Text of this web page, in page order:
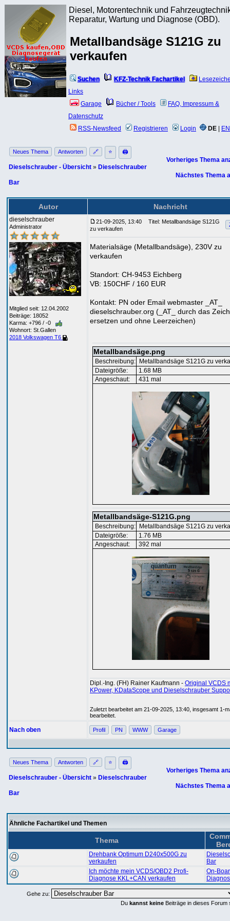
Diesel, Motorentechnik und
Reparatur, Wartung und Diagnose (OBD).
Metallbandsäge S121G zu
verkaufen
Suchen KFZ-Technik Fachartikel
Links
Garage
Bücher / Tools
FAQ, Impressum &
Datenschutz
RSS-Newsfeed
Registrieren Login DE EN
Neues Thema Antworten 🔗 ⭐ 🖨
Dieselschrauber - Übersicht » Dieselschrauber
Bar
Vorheriges Thema
Nächstes Thema
Autor Nachricht
dieselschrauber
Administrator
Mitglied seit: 12.04.2002
Beiträge: 18052
Karma: +796 / -0
Wohnort: St.Gallen
2018 Volkswagen T6
21-09-2025, 13:40
Titel: Metallbandsäge S121G
zu verkaufen
Materialsäge (Metallbandsäge), 230V zu
verkaufen
Standort: CH-9453 Eichberg
VB: 150CHF / 160 EUR
Kontakt: PN oder Email webmaster _AT_
dieselschrauber.org (_AT_ durch das
ersetzen und ohne Leerzeichen)
Metallbandsäge.png
Beschreibung:
Metallbandsäge S121G zu
Dateigröße:
1.68 MB
Angeschaut:
431 mal
Metallbandsäge-S121G.png
Beschreibung:
Metallbandsäge S121G zu
Dateigröße:
1.76 MB
Angeschaut:
392 mal
Dipl.-Ing. (FH) Rainer Kaufmann - Original VCDS
KPower, KDataScope und Dieselschrauber
Zuletzt bearbeitet am 21-09-2025, 13:40, insgesamt 1-
bearbeitet.
Nach oben Profil PN WWW Garage
Neues Thema Antworten 🔗 ⭐ 🖨
Dieselschrauber - Übersicht » Dieselschrauber
Bar
Vorheriges Thema
Nächstes Thema
Ähnliche Fachartikel und Themen
Thema
Drehbank Optimum D240x500G zu
verkaufen
Bar
Ich möchte mein VCDS/OBD2 Profi-
Diagnose KKL+CAN verkaufen
On-
Gehe zu:
Du kannst keine Beiträge in dieses Forum